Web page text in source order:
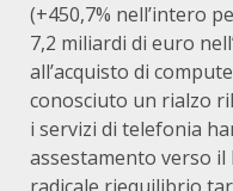
(+450,7% nell’intero
7,2 miliardi di euro
all’acquisto di
conosciuto un rialzo
i servizi di telefonia
assestamento verso